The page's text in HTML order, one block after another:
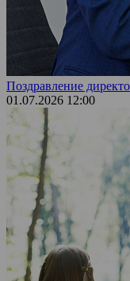
Поздравление
01.07.2026 12:00